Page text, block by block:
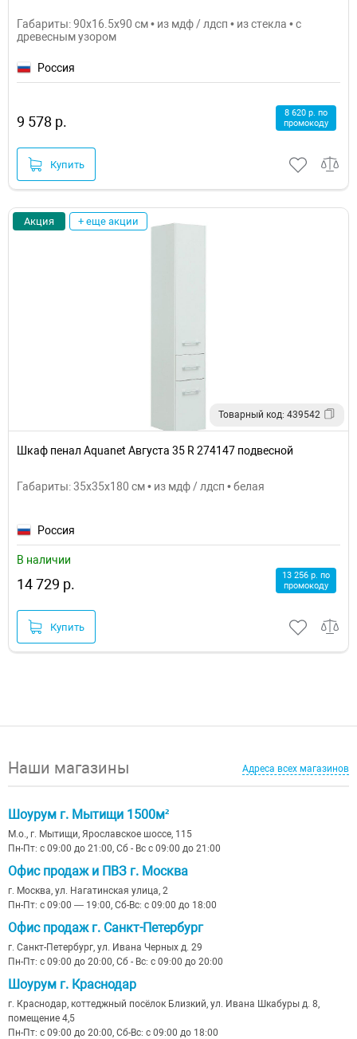
Габариты: 90x16.5x90 см • из мдф / лдсп • из стекла • с
древесным узором
Россия
9 578 р.
8 620 р. по
промокоду
Купить
Акция + еще акции
Товарный код: 439542
Шкаф пенал Aquanet Августа 35 R 274147 подвесной
Габариты: 35x35x180 см • из мдф / лдсп • белая
Россия
В наличии
14 729 р.
13 256 р. по
промокоду
Купить
Наши магазины Адреса всех магазинов
Шоурум г. Мытищи 1500м²
М.о., г. Мытищи, Ярославское шоссе, 115
Пн-Пт: с 09:00 до 21:00, Сб - Вс с 09:00 до 21:00
Офис продаж и ПВЗ г. Москва
г. Москва, ул. Нагатинская улица, 2
Пн-Пт: с 09:00 — 19:00, Сб-Вс: с 09:00 до 18:00
Офис продаж г. Санкт-Петербург
г. Санкт-Петербург, ул. Ивана Черных д. 29
Пн-Пт: с 09:00 до 20:00, Сб - Вс: с 09:00 до 20:00
Шоурум г. Краснодар
г. Краснодар, коттеджный посёлок Близкий, ул. Ивана Шкабуры д. 8,
помещение 4,5
Пн-Пт: с 09:00 до 20:00, Сб-Вс: с 09:00 до 18:00